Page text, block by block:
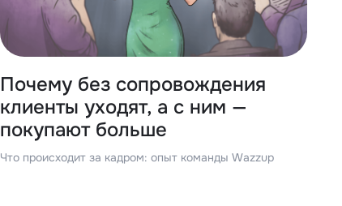
Почему без сопровождения
клиенты уходят, а с ним —
покупают больше
Что происходит за кадром: опыт команды Wazzup